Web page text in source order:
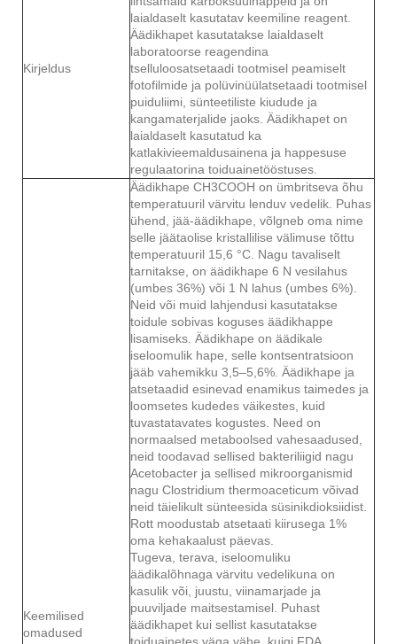
Kirjeldus
laialdaselt kasutatav keemiline reagent.
Äädikhapet kasutatakse laialdaselt
laboratoorse reagendina
tselluloosatsetaadi tootmisel peamiselt
fotofilmide ja polüvinüülatsetaadi tootmisel
puiduliimi, sünteetiliste kiudude ja
kangamaterjalide jaoks. Äädikhapet on
laialdaselt kasutatud ka
katlakivieemaldusainena ja happesuse
regulaatorina toiduainetööstuses.
Keemilised
omadused
Äädikhape CH3COOH on ümbritseva õhu
temperatuuril värvitu lenduv vedelik. Puhas
ühend, jää-äädikhape, võlgneb oma nime
selle jäätaolise kristallilise välimuse tõttu
temperatuuril 15,6 °C. Nagu tavaliselt
tarnitakse, on äädikhape 6 N vesilahus
(umbes 36%) või 1 N lahus (umbes 6%).
Neid või muid lahjendusi kasutatakse
toidule sobivas koguses äädikhappe
lisamiseks. Äädikhape on äädikale
iseloomulik hape, selle kontsentratsioon
jääb vahemikku 3,5–5,6%. Äädikhape ja
atsetaadid esinevad enamikus taimedes ja
loomsetes kudedes väikestes, kuid
tuvastatavates kogustes. Need on
normaalsed metaboolsed vahesaadused,
neid toodavad sellised bakteriliigid nagu
Acetobacter ja sellised mikroorganismid
nagu Clostridium thermoaceticum võivad
neid täielikult sünteesida süsinikdioksiidist.
Rott moodustab atsetaati kiirusega 1%
oma kehakaalust päevas.
Tugeva, terava, iseloomuliku
äädikalõhnaga värvitu vedelikuna on
kasulik või, juustu, viinamarjade ja
puuviljade maitsestamisel. Puhast
äädikhapet kui sellist kasutatakse
toiduainetes väga vähe, kuigi FDA